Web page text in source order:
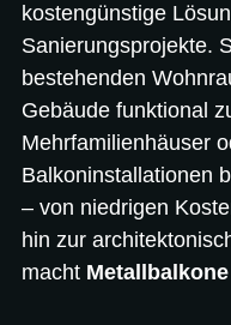
kostengünstige
Sanierungsprojekte.
bestehenden
Gebäude funktional
Mehrfamilienhäuser
Balkoninstallationen
– von niedrigen
hin zur
macht Metallbalkone